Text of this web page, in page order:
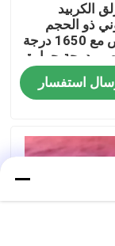
الكربيد
ذو الحجم
المخصص مع 1650 درجة
درجة حرارة
للبيئات
استفسار